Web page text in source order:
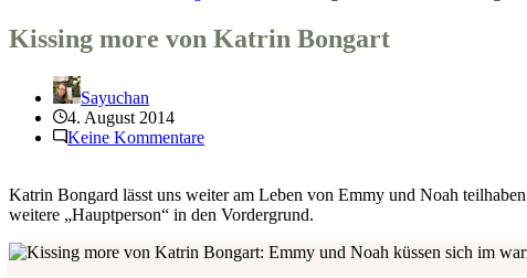
Kissing more von Katrin Bongart
Sayuchan
4. August 2014
Keine Kommentare
Katrin Bongard lässt uns weiter am Leben von Emmy und Noah
weitere „Hauptperson“ in den Vordergrund.